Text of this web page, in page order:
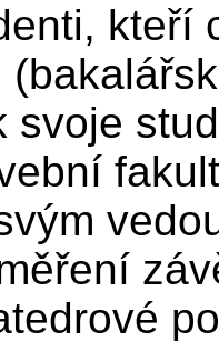
kteří
svoje